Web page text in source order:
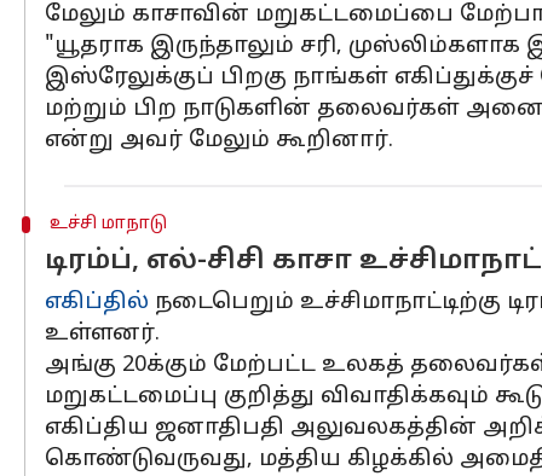
மேலும் காசாவின் மறுகட்டமைப்பை
"யூதராக இருந்தாலும் சரி,
இஸ்ரேலுக்குப் பிறகு நாங்கள்
மற்றும் பிற நாடுகளின் தலைவர்கள்
என்று அவர் மேலும் கூறினார்.
உச்சி மாநாடு
டிரம்ப், எல்-சிசி காசா
எகிப்தில் நடைபெறும் உச்சிமாநாட்டிற்கு
உள்ளனர்.
அங்கு 20க்கும் மேற்பட்ட உலகத்
மறுகட்டமைப்பு குறித்து விவாதிக்கவும்
எகிப்திய ஜனாதிபதி அலுவலகத்தின்
கொண்டுவருவது, மத்திய கிழக்கில்